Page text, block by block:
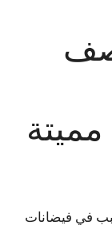
في فيضانات